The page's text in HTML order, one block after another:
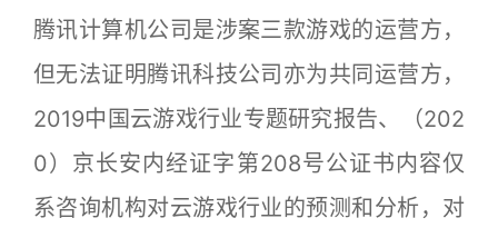
腾讯计算机公司是涉案三款游戏的运营方，
但无法证明腾讯科技公司亦为共同运营方，
2019中国云游戏行业专题研究报告、（202
0）京长安内经证字第208号公证书内容仅
系咨询机构对云游戏行业的预测和分析，对